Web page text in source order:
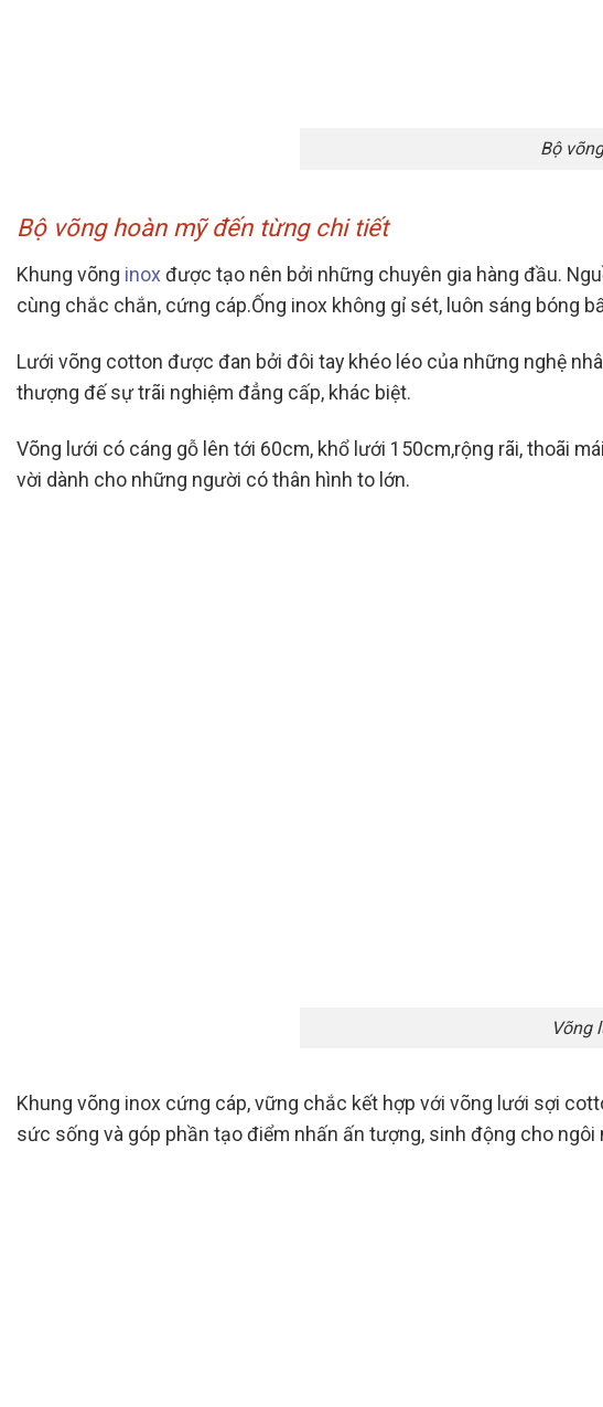
Bộ
Bộ võng hoàn mỹ đến từng chi tiết
Khung võng inox được tạo nên bởi những chuyên gia hàng đầu.
cùng chắc chắn, cứng cáp.Ống inox không gỉ sét, luôn sáng bóng
Lưới võng cotton được đan bởi đôi tay khéo léo của những nghệ
thượng đế sự trãi nghiệm đẳng cấp, khác biệt.
Võng lưới có cáng gỗ lên tới 60cm, khổ lưới 150cm,rộng rãi, thoãi
vời dành cho những người có thân hình to lớn.
Võng
Khung võng inox cứng cáp, vững chắc kết hợp với võng lưới sợi
sức sống và góp phần tạo điểm nhấn ấn tượng, sinh động cho ngôi